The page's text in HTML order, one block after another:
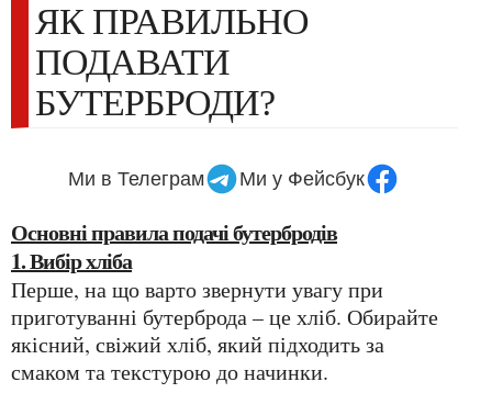
ЯК ПРАВИЛЬНО
ПОДАВАТИ
БУТЕРБРОДИ?
Ми в Телеграм Ми у Фейсбук
Основні правила подачі бутербродів
1. Вибір хліба
Перше, на що варто звернути увагу при
приготуванні бутерброда – це хліб. Обирайте
якісний, свіжий хліб, який підходить за
смаком та текстурою до начинки.